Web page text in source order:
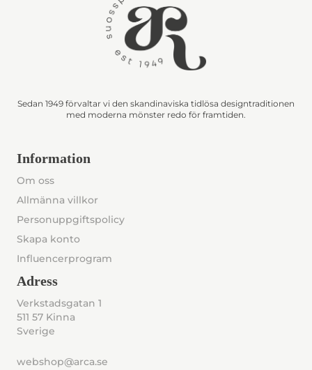
Sedan 1949 förvaltar vi den skandinaviska tidlösa designtraditionen
med moderna mönster redo för framtiden.
Information
Om oss
Allmänna villkor
Personuppgiftspolicy
Skapa konto
Influencerprogram
Adress
Verkstadsgatan 1
511 57 Kinna
Sverige
webshop@arca.se